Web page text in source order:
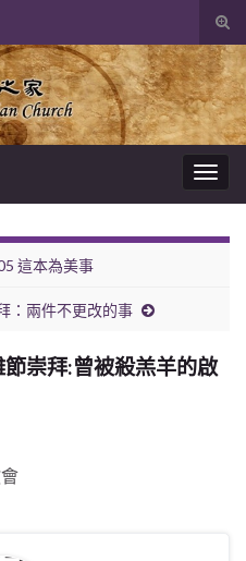
這本為美事
：兩件不更改的事
崇拜:曾被殺羔羊的啟